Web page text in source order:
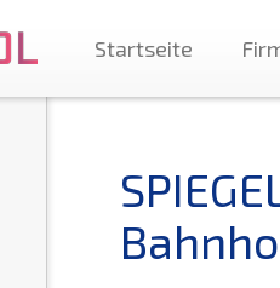
Startseite